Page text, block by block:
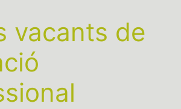
vacants de